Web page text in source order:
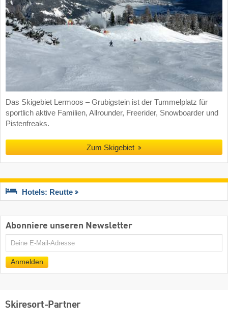
Das Skigebiet Lermoos – Grubigstein ist der Tummelplatz für
sportlich aktive Familien, Allrounder, Freerider, Snowboarder und
Pistenfreaks.
Zum Skigebiet
Hotels: Reutte
Abonniere unseren Newsletter
E-
Anmelden
Skiresort-Partner